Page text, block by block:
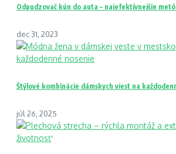
Odpudzovač kún do auta – najefektívnejšie
dec 31, 2023
Štýlové kombinácie dámskych viest na
júl 26, 2025